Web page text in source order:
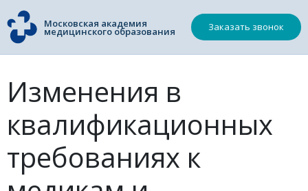
Московская академия
медицинского образования Заказать звонок
Изменения в
квалификационных
требованиях к